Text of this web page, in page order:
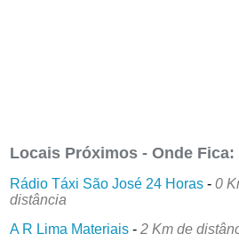
Locais Próximos - Onde Fica:
Rádio Táxi São José 24 Horas -0
distância
A R Lima Materiais -2 Km de